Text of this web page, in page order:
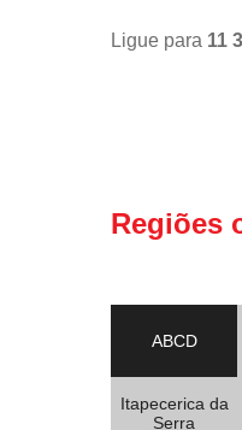
Ligue para 11
Regiões
ABCD
Itapecerica da
Serra